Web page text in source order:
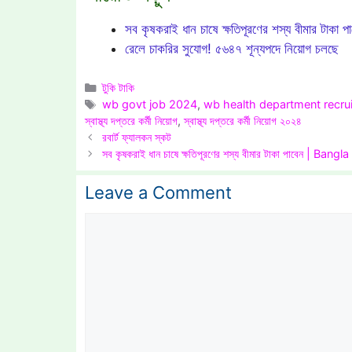
সব কৃষকরাই ধান চাষে ক্ষতিপূরণের শস্য বীমার টাকা
রেলে চাকরির সুযোগ! ৫৬৪৭ শূন্যপদে নিয়োগ চলছে
Categories
টুকি টাকি
Tags
wb govt job 2024, wb health department
স্বাস্থ্য দপ্তরে কর্মী নিয়োগ,স্বাস্থ্য দপ্তরে কর্মী নিয়োগ ২০২৪
রবার্ট ফ্যালকন স্কট
সব কৃষকরাই ধান চাষে ক্ষতিপূরণের শস্য বীমার টাকা পাবেন |
Leave a Comment